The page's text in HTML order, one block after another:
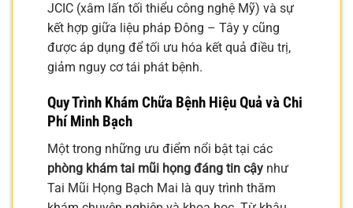
JCIC (xâm lấn tối thiểu công nghệ Mỹ) và sự
kết hợp giữa liệu pháp Đông – Tây y cũng
được áp dụng để tối ưu hóa kết quả điều trị,
giảm nguy cơ tái phát bệnh.
Quy Trình Khám Chữa Bệnh Hiệu Quả và Chi
Phí Minh Bạch
Một trong những ưu điểm nổi bật tại các
phòng khám tai mũi họng đáng tin cậy như
Tai Mũi Họng Bạch Mai là quy trình thăm